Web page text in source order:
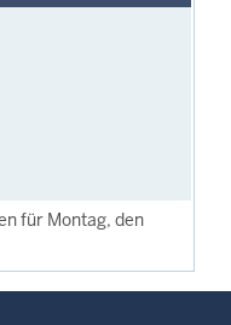
für Montag, den